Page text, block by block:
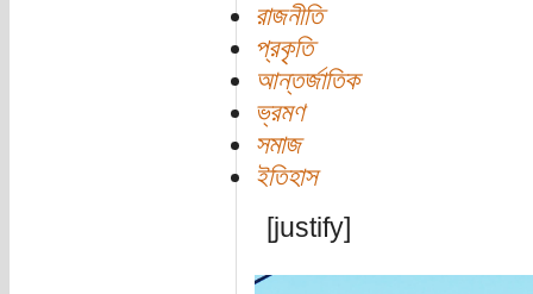
রাজনীতি
প্রকৃতি
আন্তর্জাতিক
ভ্রমণ
সমাজ
ইতিহাস
[justify]